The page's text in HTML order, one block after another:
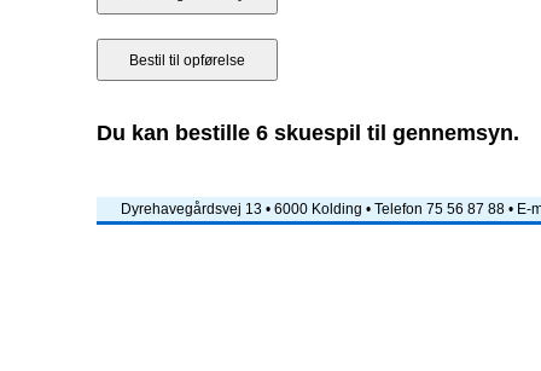
Du kan bestille 6 skuespil til gennemsyn.
Dyrehavegårdsvej 13 • 6000 Kolding • Telefon 75 56 87 88 • E-